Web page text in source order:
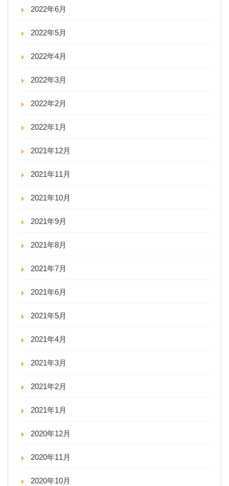
2022年6月
2022年5月
2022年4月
2022年3月
2022年2月
2022年1月
2021年12月
2021年11月
2021年10月
2021年9月
2021年8月
2021年7月
2021年6月
2021年5月
2021年4月
2021年3月
2021年2月
2021年1月
2020年12月
2020年11月
2020年10月